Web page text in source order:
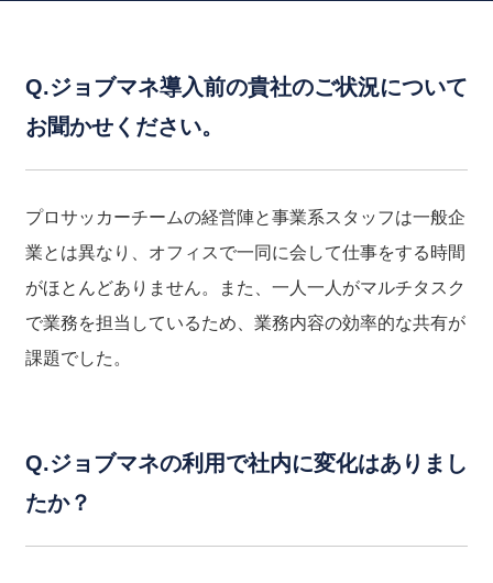
Q.ジョブマネ導入前の貴社のご状況について
お聞かせください。
プロサッカーチームの経営陣と事業系スタッフは一般企
業とは異なり、オフィスで一同に会して仕事をする時間
がほとんどありません。また、一人一人がマルチタスク
で業務を担当しているため、業務内容の効率的な共有が
課題でした。
Q.ジョブマネの利用で社内に変化はありまし
たか？